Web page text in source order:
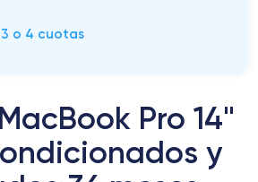
o 4 cuotas
Pro 14"
y